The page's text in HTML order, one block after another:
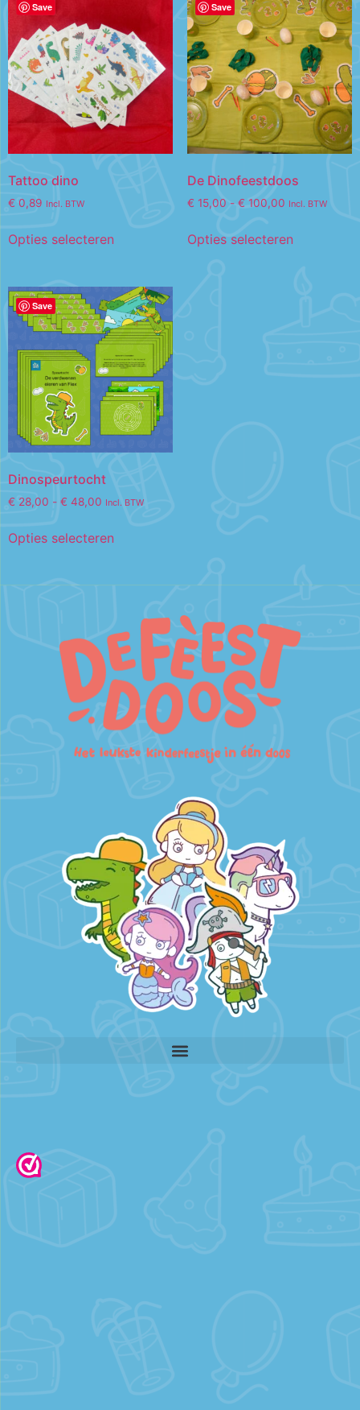
Save
Tattoo dino
€ 0,89 Incl. BTW
Opties selecteren
Save
De Dinofeestdoos
€ 15,00 - € 100,00 Incl. BTW
Opties selecteren
Save
Dinospeurtocht
€ 28,00 - € 48,00 Incl. BTW
Opties selecteren